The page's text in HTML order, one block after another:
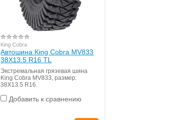
King Cobra
Автошина King Cobra MV833
38X13.5 R16 TL
Экстремальная грязевая шина
King Cobra MV833, размер:
38X13.5 R16.
Добавить к сравнению